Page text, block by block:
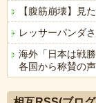
【腹筋崩壊】見
レッサーパンダ
海外「日本は戦
各国から称賛の声